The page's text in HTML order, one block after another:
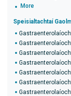
More
Speisialtachtaí